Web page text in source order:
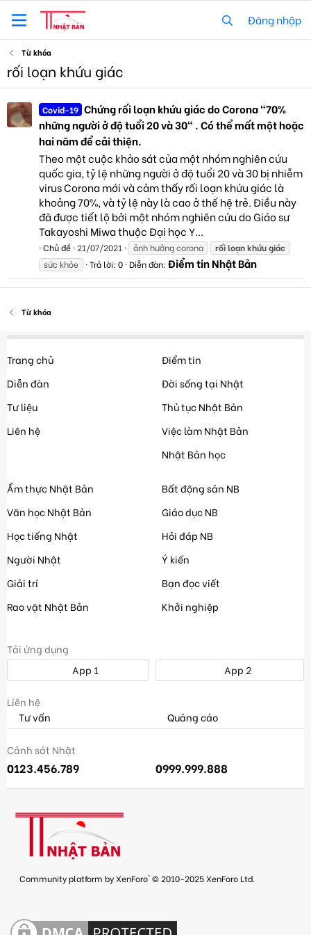
Đăng nhập
Từ khóa
rối loạn khứu giác
Covid-19 Chứng rối loạn khứu giác do Corona “70%
những người ở độ tuổi 20 và 30" . Có thể mất một hoặc
hai năm để cải thiện.
Theo một cuộc khảo sát của một nhóm nghiên cứu
quốc gia, tỷ lệ những người ở độ tuổi 20 và 30 bị nhiễm
virus Corona mới và cảm thấy rối loạn khứu giác là
khoảng 70%, và tỷ lệ này là cao ở thế hệ trẻ. Điều này
đã được tiết lộ bởi một nhóm nghiên cứu do Giáo sư
Takayoshi Miwa thuộc Đại học Y...
Chủ đề 21/07/2021 ảnh hưởng corona rốiloạnkhứugiác
sức khỏe
Trả lời: 0 Diễn đàn: Điểm tin Nhật Bản
Từ khóa
Trang chủ
Diễn đàn
Tư liệu
Liên hệ
Điểm tin
Đời sống tại Nhật
Thủ tục Nhật Bản
Việc làm Nhật Bản
Nhật Bản học
Ẩm thực Nhật Bản
Văn học Nhật Bản
Học tiếng Nhật
Người Nhật
Giải trí
Rao vặt Nhật Bản
Bất động sản NB
Giáo dục NB
Hỏi đáp NB
Ý kiến
Bạn đọc viết
Khởi nghiệp
Tải ứng dụng
App 1
App 2
Liên hệ
Tư vấn
Quảng cáo
Cảnh sát Nhật
0123.456.789 0999.999.888
Community platform by XenForo® © 2010-2025 XenForo Ltd.